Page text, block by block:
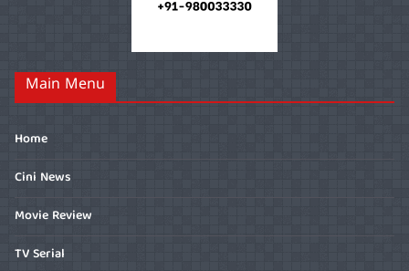
Main Menu
Home
Cini News
Movie Review
TV Serial